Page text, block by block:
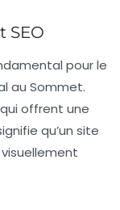
SEO
pour le
au Sommet.
offrent une
qu’un site